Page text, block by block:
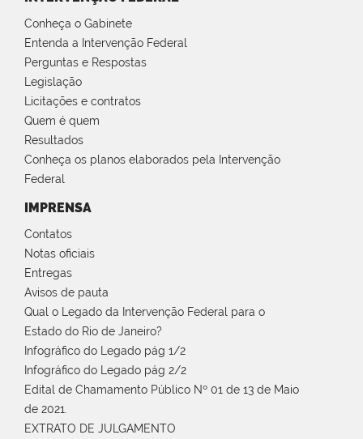
Conheça o Gabinete
Entenda a Intervenção Federal
Perguntas e Respostas
Legislação
Licitações e contratos
Quem é quem
Resultados
Conheça os planos elaborados pela Intervenção
Federal
IMPRENSA
Contatos
Notas oficiais
Entregas
Avisos de pauta
Qual o Legado da Intervenção Federal para o
Estado do Rio de Janeiro?
Infográfico do Legado pág 1/2
Infográfico do Legado pág 2/2
Edital de Chamamento Público Nº 01 de 13 de Maio
de 2021.
EXTRATO DE JULGAMENTO